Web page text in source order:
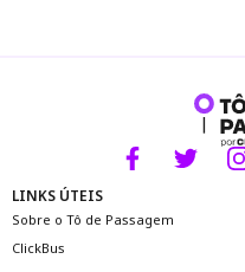
LINKS ÚTEIS
Sobre o Tô de Passagem
ClickBus